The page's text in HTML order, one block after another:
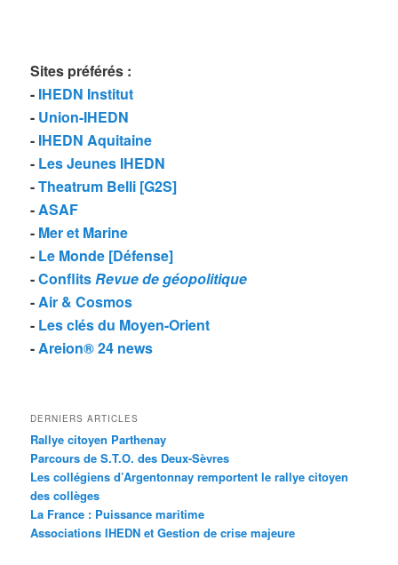
Sites préférés :
- IHEDN Institut
- Union-IHEDN
- IHEDN Aquitaine
- Les Jeunes IHEDN
-Theatrum Belli [G2S]
-ASAF
- Mer et Marine
- Le Monde [Défense]
-ConflitsRevue de géopolitique
-Air & Cosmos
- Les clés du Moyen-Orient
-Areion® 24 news
DERNIERS ARTICLES
Rallye citoyen Parthenay
Parcours de S.T.O. des Deux-Sèvres
Les collégiens d’Argentonnay remportent le rallye citoyen
des collèges
La France : Puissance maritime
Associations IHEDN et Gestion de crise majeure